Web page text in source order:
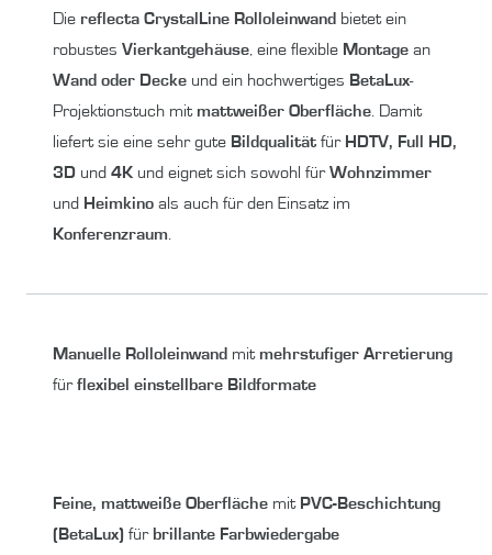
Die reflecta CrystalLine Rolloleinwand bietet ein
robustes Vierkantgehäuse , eine flexible Montage an
Wand oder Decke und ein hochwertiges BetaLux-
Projektionstuch mit mattweißer Oberfläche . Damit
liefert sie eine sehr gute Bildqualität für HDTV, Full HD,
3D und 4K und eignet sich sowohl fürWohnzimmer
und Heimkino als auch für den Einsatz im
Konferenzraum
Manuelle Rolloleinwand mit mehrstufiger Arretierung
fürflexibel einstellbare Bildformate
Feine, mattweiße Oberfläche mit PVC-Beschichtung
(BetaLux) für brillante Farbwiedergabe